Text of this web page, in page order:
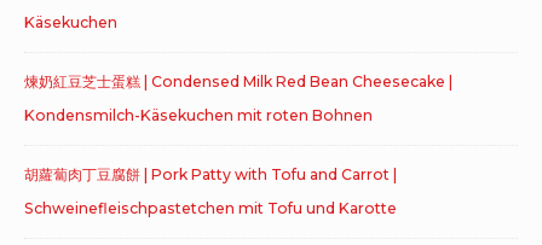
Käsekuchen
煉奶紅豆芝士蛋糕 | Condensed Milk Red Bean Cheesecake |
Kondensmilch-Käsekuchen mit roten Bohnen
胡蘿蔔肉丁豆腐餅 | Pork Patty with Tofu and Carrot |
Schweinefleischpastetchen mit Tofu und Karotte